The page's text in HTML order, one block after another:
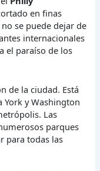
en finas
se puede dejar de
internacionales
el paraíso de los
de la ciudad. Está
York y Washington
Las
parques
para todas las